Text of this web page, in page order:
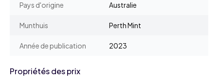
Pays d'origine Australie
Munthuis Perth Mint
Année de publication 2023
Propriétés des prix